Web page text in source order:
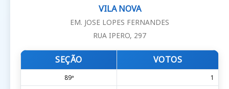
VILA NOVA
EM. JOSE LOPES FERNANDES
RUA IPERO, 297
SEÇÃO VOTOS
89ª
1